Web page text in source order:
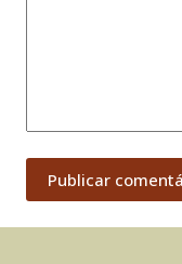
Publicar